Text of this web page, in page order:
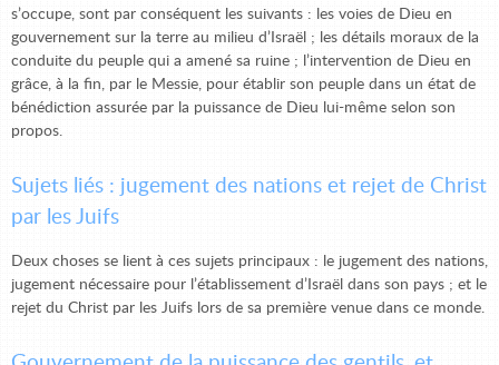
s’occupe, sont par conséquent les suivants : les voies de Dieu en
gouvernement sur la terre au milieu d’Israël ; les détails moraux de la
conduite du peuple qui a amené sa ruine ; l’intervention de Dieu en
grâce, à la fin, par le Messie, pour établir son peuple dans un état de
bénédiction assurée par la puissance de Dieu lui-même selon son
propos.
Sujets liés : jugement des nations et rejet de Christ
par les Juifs
Deux choses se lient à ces sujets principaux : le jugement des nations,
jugement nécessaire pour l’établissement d’Israël dans son pays ; et le
rejet du Christ par les Juifs lors de sa première venue dans ce monde.